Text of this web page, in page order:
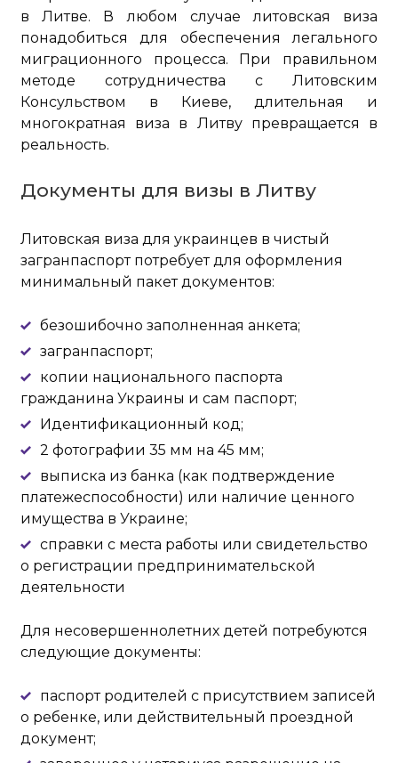
в Литве. В любом случае литовская виза
понадобиться для обеспечения легального
миграционного процесса. При правильном
методе сотрудничества с Литовским
Консульством в Киеве, длительная и
многократная виза в Литву превращается в
реальность.
Документы для визы в Литву
Литовская виза для украинцев в чистый
загранпаспорт потребует для оформления
минимальный пакет документов:
безошибочно заполненная анкета;
загранпаспорт;
копии национального паспорта
гражданина Украины и сам паспорт;
Идентификационный код;
2 фотографии 35 мм на 45 мм;
выписка из банка (как подтверждение
платежеспособности) или наличие ценного
имущества в Украине;
справки с места работы или свидетельство
о регистрации предпринимательской
деятельности
Для несовершеннолетних детей потребуются
следующие документы:
паспорт родителей с присутствием записей
о ребенке, или действительный проездной
документ;